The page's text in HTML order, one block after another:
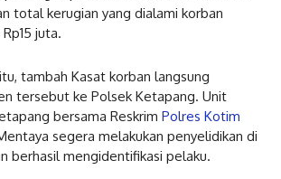
total kerugian yang dialami korban
juta.
tambah Kasat korban langsung
tersebut ke Polsek Ketapang. Unit
bersama Reskrim Polres Kotim
segera melakukan penyelidikan di
berhasil mengidentifikasi pelaku.